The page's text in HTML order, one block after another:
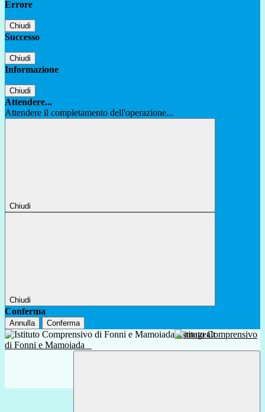
Errore
Chiudi
Successo
Chiudi
Informazione
Chiudi
Attendere...
Attendere il completamento dell'operazione...
Chiudi
Chiudi
Conferma
Annulla Conferma
Istituto Comprensivo
di Fonni e Mamoiada